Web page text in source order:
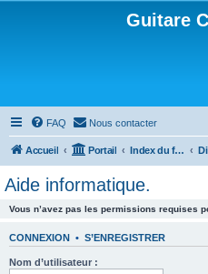
Guitare
FAQ Nous contacter
Accueil Portail Index du forum
Aide informatique.
Vous n’avez pas les permissions requises
CONNEXION • S’ENREGISTRER
Nom d’utilisateur :